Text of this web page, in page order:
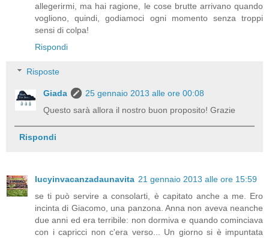
allegerirmi, ma hai ragione, le cose brutte arrivano quando
vogliono, quindi, godiamoci ogni momento senza troppi
sensi di colpa!
Rispondi
Risposte
Giada
25 gennaio 2013 alle ore 00:08
Questo sarà allora il nostro buon proposito! Grazie
Rispondi
lucyinvacanzadaunavita 21 gennaio 2013 alle ore 15:59
se ti può servire a consolarti, è capitato anche a me. Ero
incinta di Giacomo, una panzona. Anna non aveva neanche
due anni ed era terribile: non dormiva e quando cominciava
con i capricci non c'era verso... Un giorno si è impuntata